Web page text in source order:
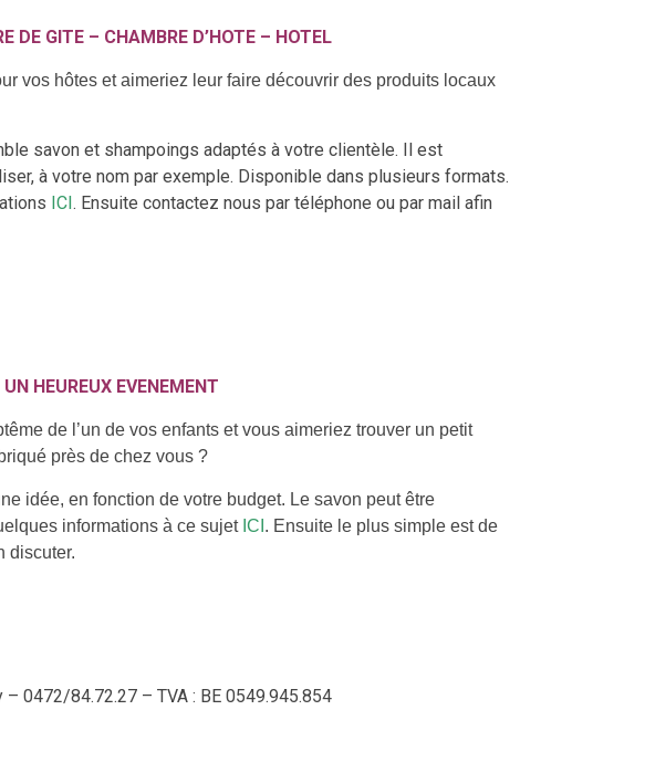
DE GITE – CHAMBRE D’HOTE – HOTEL
vos hôtes et aimeriez leur faire découvrir des produits locaux
savon et shampoings adaptés à votre clientèle. Il est
à votre nom par exemple. Disponible dans plusieurs formats.
ICI. Ensuite contactez nous par téléphone ou par mail afin
UN HEUREUX EVENEMENT
de l’un de vos enfants et vous aimeriez trouver un petit
près de chez vous ?
idée, en fonction de votre budget. Le savon peut être
informations à ce sujet ICI . Ensuite le plus simple est de
discuter.
– 0472/84.72.27 – TVA : BE 0549.945.854